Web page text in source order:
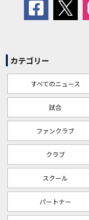
カテゴリー
すべてのニュース
試合
ファンクラブ
クラブ
スクール
パートナー